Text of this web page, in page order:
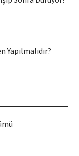
Yapılmalıdır?